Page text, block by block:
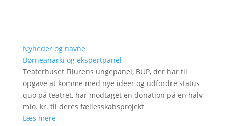
Nyheder og navne
Børneanarki og ekspertpanel
Teaterhuset Filurens ungepanel, BUP, der har til
opgave at komme med nye ideer og udfordre status
quo på teatret, har modtaget en donation på en halv
mio. kr. til deres fællesskabsprojekt
Læs mere